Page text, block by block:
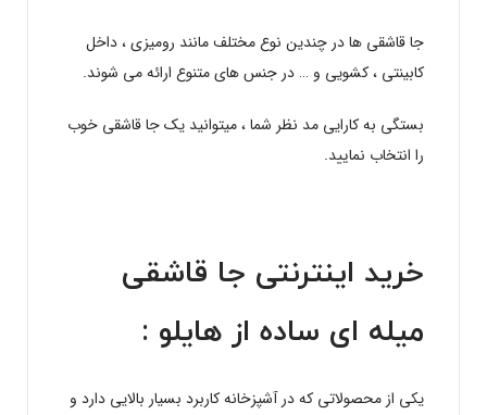
جا قاشقی ها در چندین نوع مختلف مانند رومیزی ، داخل
کابینتی ، کشویی و … در جنس های متنوع ارائه می شوند.
بستگی به کارایی مد نظر شما ، میتوانید یک جا قاشقی خوب
را انتخاب نمایید.
خرید اینترنتی جا قاشقی
میله ای ساده از هایلو :
یکی از محصولاتی که در آشپزخانه کاربرد بسیار بالایی دارد و